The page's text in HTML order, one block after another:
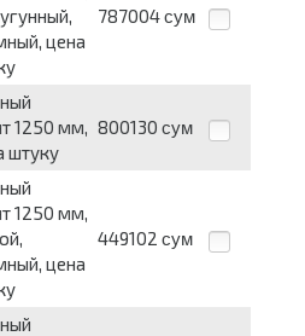
цена
787004 сум
1250 мм,
штуку
800130 сум
1250 мм,
цена
449102 сум